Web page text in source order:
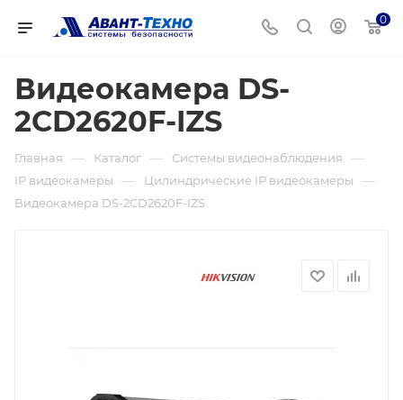
0
Видеокамера DS-
2CD2620F-IZS
Главная — Каталог — Системы видеонаблюдения —
IP видеокамеры — Цилиндрические IP видеокамеры —
Видеокамера DS-2CD2620F-IZS